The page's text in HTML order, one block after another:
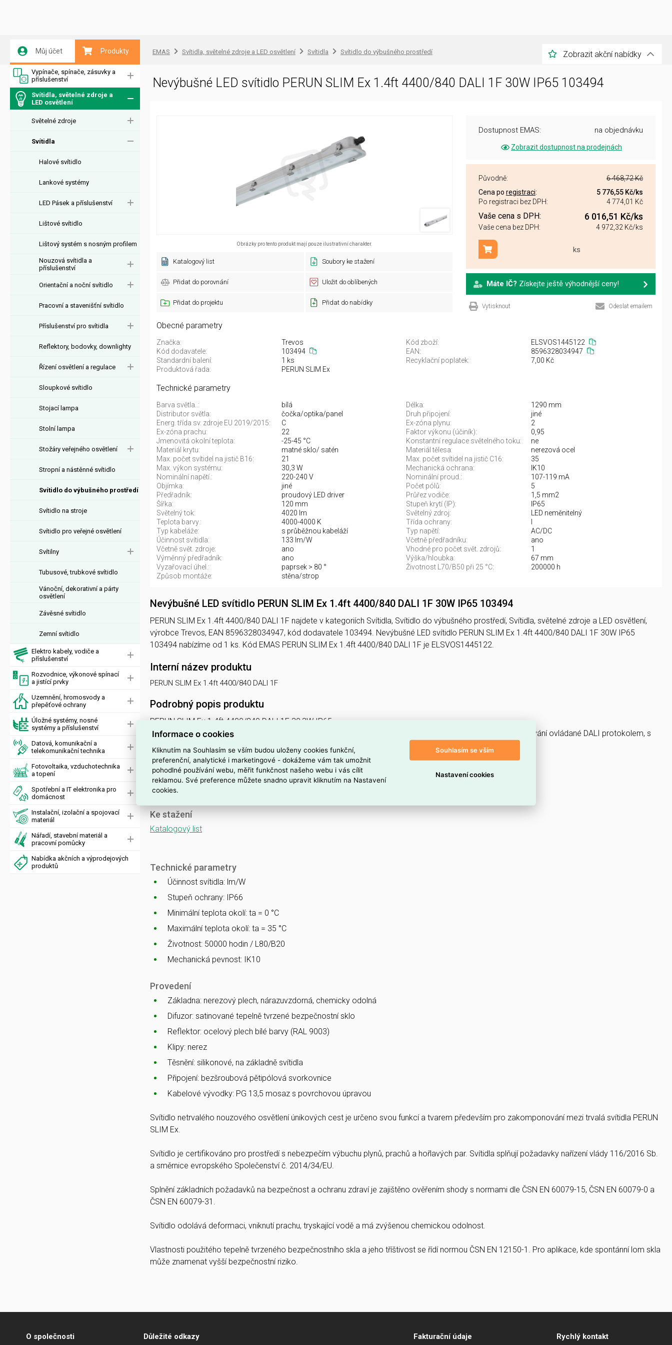
Můj účet Produkty
Vypínače, spínače, zásuvky a
příslušenství
Svítidla, světelné zdroje a
LED osvětlení
Světelné zdroje
Svítidla
Halové svítidlo
Lankové systémy
LED Pásek a příslušenství
Lištové svítidlo
Lištový systém s nosným profilem
Nouzová svítidla a
příslušenství
Orientační a noční svítidlo
Pracovní a stavenišťní svítidlo
Příslušenství pro svítidla
Reflektory, bodovky, downlighty
Řízení osvětlení a regulace
Sloupkové svítidlo
Stojací lampa
Stolní lampa
Stožáry veřejného osvětlení
Stropní a nástěnné svítidlo
Svítidlo do výbušného prostředí
Svítidlo na stroje
Svítidlo pro veřejné osvětlení
Svítilny
Tubusové, trubkové svítidlo
Vánoční, dekorativní a párty
osvětlení
Závěsné svítidlo
Zemní svítidlo
Elektro kabely, vodiče a
příslušenství
Rozvodnice, výkonové spínací
a jistící prvky
Uzemnění, hromosvody a
přepěťové ochrany
Úložné systémy, nosné
systémy a příslušenství
Datová, komunikační a
telekomunikační technika
Fotovoltaika, vzduchotechnika
a topení
Spotřební a IT elektronika pro
domácnost
Instalační, izolační a spojovací
materiál
Nářadí, stavební materiál a
pracovní pomůcky
Nabídka akčních a výprodejových
produktů
EMAS Svítidla, světelné zdroje a LED osvětlení Svítidla Svítidlo do výbušného prostředí Zobrazit akční nabídky
Nevýbušné LED svítidlo PERUN SLIM Ex 1.4ft 4400/840 DALI 1F 30W IP65 103494
Obrázky pro tento produkt mají pouze ilustrativní charakter.
Katalogový list Soubory ke stažení
Přidat do porovnání Uložit do oblíbených
Přidat do projektu Přidat do nabídky
Dostupnost EMAS: na objednávku
Zobrazit dostupnost na prodejnách
Původně:
6 468,72 Kč
Cena po registraci: 5 776,55 Kč/ks
Po registraci bez DPH:
4 774,01 Kč
Vaše cena s DPH: 6 016,51 Kč/ks
Vaše cena bez DPH: 4 972,32 Kč/ks
ks
Přidat do košíku
Máte IČ? Získejte ještě výhodnější ceny!
Vytisknout Odeslat emailem
Obecné parametry
Značka: Trevos Kód zboží:
ELSVOS1445122
Kód dodavatele:
103494 EAN:
8596328034947
Standardní balení:
1 ks Recyklační poplatek:
7,00 Kč
Produktová řada:
PERUN SLIM Ex
Technické parametry
Barva světla..: bílá Délka:
1290 mm
Distributor světla:
čočka/optika/panel Druh připojení:
jiné
Energ. třída sv. zdroje EU 2019/2015:
C Ex-zóna plynu:
2
Ex-zóna prachu:
22 Faktor výkonu (účiník):
0,95
Jmenovitá okolní teplota:
-25-45 °C Konstantní regulace světelného toku:
ne
Materiál krytu:
matné sklo/ satén Materiál tělesa:
nerezová ocel
Max. počet svítidel na jistič B16:
21 Max. počet svítidel na jistič C16:
35
Max. výkon systému:
30,3 W Mechanická ochrana:
IK10
Nominální napětí.:
220-240 V Nominální proud.:
107-119 mA
Objímka:
jiné Počet pólů:
5
Předřadník:
proudový LED driver Průřez vodiče:
1,5 mm2
Šířka:
120 mm Stupeň krytí (IP):
IP65
Světelný tok:
4020 lm Světelný zdroj:
LED neměnitelný
Teplota barvy.:
4000-4000 K Třída ochrany:
Typ kabeláže:
s průběžnou kabeláží Typ napětí:
AC/DC
Účinnost svítidla:
133 lm/W Včetně předřadníku:
ano
Včetně svět. zdroje:
ano Vhodné pro počet svět. zdrojů:
1
Výměnný předřadník:
ano Výška/hloubka:
67 mm
Vyzařovací úhel.:
paprsek > 80 ° Životnost L70/B50 při 25 °C:
200000 h
Způsob montáže:
stěna/strop
Nevýbušné LED svítidlo PERUN SLIM Ex 1.4ft 4400/840 DALI 1F 30W IP65 103494
PERUN SLIM Ex 1.4ft 4400/840 DALI 1F najdete v kategoriích Svítidla, Svítidlo do výbušného prostředí, Svítidla, světelné zdroje a LED osvětlení,
výrobce Trevos, EAN 8596328034947, kód dodavatele 103494. Nevýbušné LED svítidlo PERUN SLIM Ex 1.4ft 4400/840 DALI 1F 30W IP65
103494 nabízíme od 1 ks. Kód EMAS PERUN SLIM Ex 1.4ft 4400/840 DALI 1F je ELSVOS1445122.
Interní název produktu
PERUN SLIM Ex 1.4ft 4400/840 DALI 1F
Podrobný popis produktu
PERUN SLIM Ex 1.4ft 4400/840 DALI 1F 30,3W IP65
svítidlo průmyslové do prostředí s nebezpečím výbuchu Ex II 3GD, 1x4400lm, spektrum 840RJ, s regulací stmívání ovládané DALI protokolem, s
nerez. klipy, jednofáz.průběž.montáž,
PERUN SLIM Ex NM
nouzové a orientační
Ke stažení
Katalogový list
Technické parametry
Účinnost svítidla: lm/W
Stupeň ochrany: IP66
Minimální teplota okolí: ta = 0 °C
Maximální teplota okolí: ta = 35 °C
Životnost: 50000 hodin / L80/B20
Mechanická pevnost: IK10
Provedení
Základna: nerezový plech, nárazuvzdorná, chemicky odolná
Difuzor: satinované tepelně tvrzené bezpečnostní sklo
Reflektor: ocelový plech bílé barvy (RAL 9003)
Klipy: nerez
Těsnění: silikonové, na základně svítidla
Připojení: bezšroubová pětipólová svorkovnice
Kabelové vývodky: PG 13,5 mosaz s povrchovou úpravou
Svítidlo netrvalého nouzového osvětlení únikových cest je určeno svou funkcí a tvarem především pro zakomponování mezi trvalá svítidla PERUN
SLIM Ex.
Svítidlo je certifikováno pro prostředí s nebezpečím výbuchu plynů, prachů a hořlavých par. Svítidla splňují požadavky nařízení vlády 116/2016 Sb.
a směrnice evropského Společenství č. 2014/34/EU.
Splnění základních požadavků na bezpečnost a ochranu zdraví je zajištěno ověřením shody s normami dle ČSN EN 60079-15, ČSN EN 60079-0 a
ČSN EN 60079-31.
Svítidlo odolává deformaci, vniknutí prachu, tryskající vodě a má zvýšenou chemickou odolnost.
Vlastnosti použitého tepelně tvrzeného bezpečnostního skla a jeho tříštivost se řídí normou ČSN EN 12150-1. Pro aplikace, kde spontánní lom skla
může znamenat vyšší bezpečnostní riziko.
O společnosti Důležité odkazy Fakturační údaje Rychlý kontakt
Informace o cookies
Kliknutím na Souhlasím se vším budou uloženy cookies funkční,
preferenční, analytické i marketingové - dokážeme vám tak umožnit
pohodlné používání webu, měřit funkčnost našeho webu i vás cílit
reklamou. Své preference můžete snadno upravit kliknutím na Nastavení
cookies.
Souhlasím se vším
Nastavení cookies